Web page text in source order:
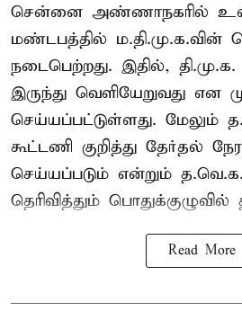
சென்னை அண்ணாநகரில்
மண்டபத்தில் ம.தி.மு.க.வின்
நடைபெற்றது. இதில்,
இருந்து வெளியேறுவது என
செய்யப்பட்டுள்ளது. மேலும்
கூட்டணி குறித்து தேர்தல்
செய்யப்படும் என்றும் த.வெ.க.
தெரிவித்தும் பொதுக்குழுவில்
Read More